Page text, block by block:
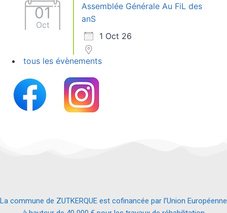
01
Oct
Assemblée Générale Au FiL des
anS
1 Oct 26
tous les évènements
La commune de ZUTKERQUE est cofinancée par l’Union Européenne